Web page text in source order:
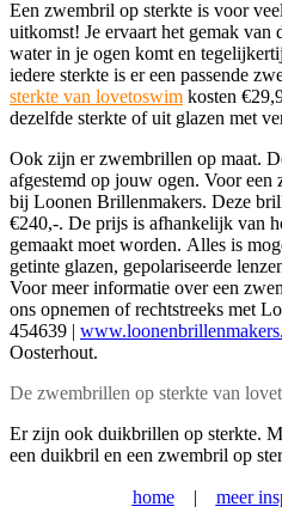
Een zwembril op sterkte is voor
uitkomst! Je ervaart het gemak van
water in je ogen komt en
iedere sterkte is er een passende
sterkte van lovetoswim kosten
dezelfde sterkte of uit glazen met
Ook zijn er zwembrillen op maat.
afgestemd op jouw ogen. Voor
bij Loonen Brillenmakers. Deze
€240,-. De prijs is afhankelijk van
gemaakt moet worden. Alles is
getinte glazen, gepolariseerde
Voor meer informatie over een
ons opnemen of rechtstreeks met
454639 |
Oosterhout.
De zwembrillen op sterkte van
Er zijn ook duikbrillen op sterkte.
een duikbril en een zwembril op
home| meer